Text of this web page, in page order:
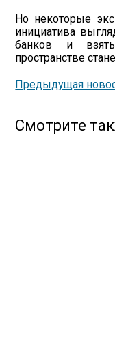
Но некоторые
инициатива
банков и
пространстве
Предыдущая
Смотрите